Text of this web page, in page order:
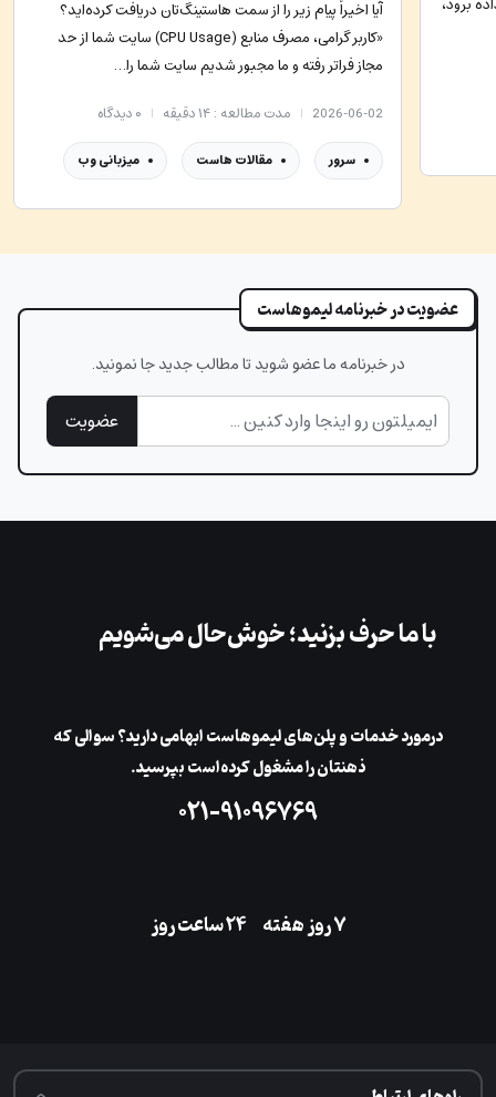
آیا اخیراً پیام زیر را از سمت هاستینگ‌تان دریافت کرده‌اید؟
«کاربر گرامی، مصرف منابع (CPU Usage) سایت شما از حد
مجاز فراتر رفته و ما مجبور شدیم سایت شما را…
2026-06-02 مدت مطالعه : ۱۴ دقیقه ۰دیدگاه
سرور مقالات هاست میزبانی وب
عضویت در خبرنامه لیموهاست
در خبرنامه ما عضو شوید تا مطالب جدید جا نمونید.
عضویت
با ما حرف بزنید؛ خوش‌حال می‌شویم
در‌مورد خدمات و پلن‌های لیمو‌هاست ابهامی دارید؟ سوالی که
ذهنتان را مشغول کرده‌است بپرسید.
۰۲۱-۹۱۰۹۶۷۶۹
۷ روز هفته ‌۲۴ ساعت روز